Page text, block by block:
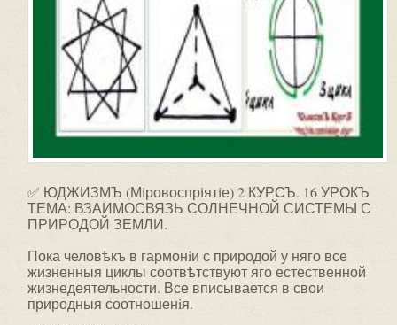
✅ ЮДЖИЗМЪ (Мiровоспрiятiе) 2 КУРСЪ. 16 УРОКЪ
ТЕМА: ВЗАИМОСВЯЗЬ СОЛНЕЧНОЙ СИСТЕМЫ С
ПРИРОДОЙ ЗЕМЛИ.
Пока человѣкъ в гармонiи с природой у няго все
жизненныя циклы соотвѣтствуют яго естественной
жизнедеятельности. Все вписывается в свои
природныя соотношенiя.